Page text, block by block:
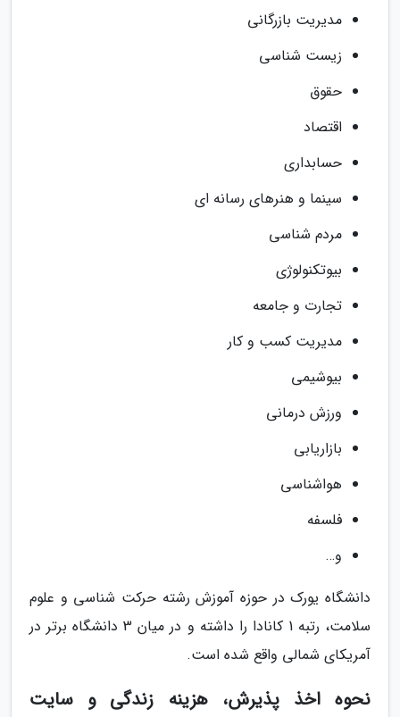
مدیریت بازرگانی
زیست شناسی
حقوق
اقتصاد
حسابداری
سینما و هنرهای رسانه ای
مردم شناسی
بیوتکنولوژی
تجارت و جامعه
مدیریت کسب و کار
بیوشیمی
ورزش درمانی
بازاریابی
هواشناسی
فلسفه
و…
دانشگاه یورک در حوزه آموزش رشته حرکت شناسی و علوم
سلامت، رتبه 1 کانادا را داشته و در میان 3 دانشگاه برتر در
آمریکای شمالی واقع شده است.
نحوه اخذ پذیرش، هزینه زندگی و سایت